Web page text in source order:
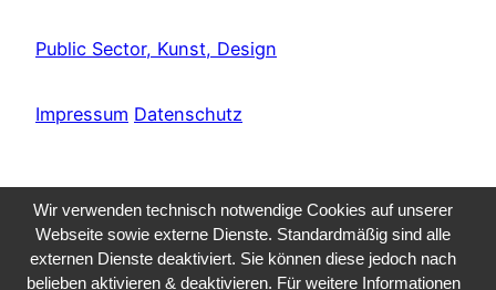
Public Sector, Kunst, Design
Impressum Datenschutz
Wir verwenden technisch notwendige Cookies auf unserer
Webseite sowie externe Dienste. Standardmäßig sind alle
externen Dienste deaktiviert. Sie können diese jedoch nach
belieben aktivieren & deaktivieren. Für weitere Informationen